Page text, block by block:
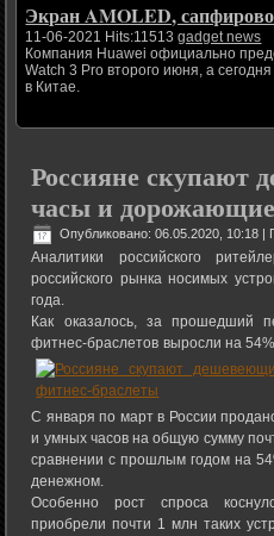
Экран AMOLED,
11-06-2021 Hits:11513gadget news
Компания Huawei официально
Watch 3 Pro второго июня, а
в Китае.
Россияне скупают
часы и
Опубликовано: 06.05.2020, 10:18 |
Аналитики российского
российского рынка носимых
года.
Как оказалось, за прошедший
фитнес-браслетов выросли на
С января по март в России
и умных часов на общую сумму
сравнении с прошлым годом на
денежном.
Особенно рост спроса
приобрели почти 1 млн таких